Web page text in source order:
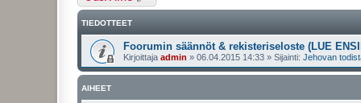
TIEDOTTEET
Foorumin säännöt & rekisteriseloste (LUE
Kirjoittaja admin » 06.04.2015 14:33 » Sijainti: Jehovan
AIHEET